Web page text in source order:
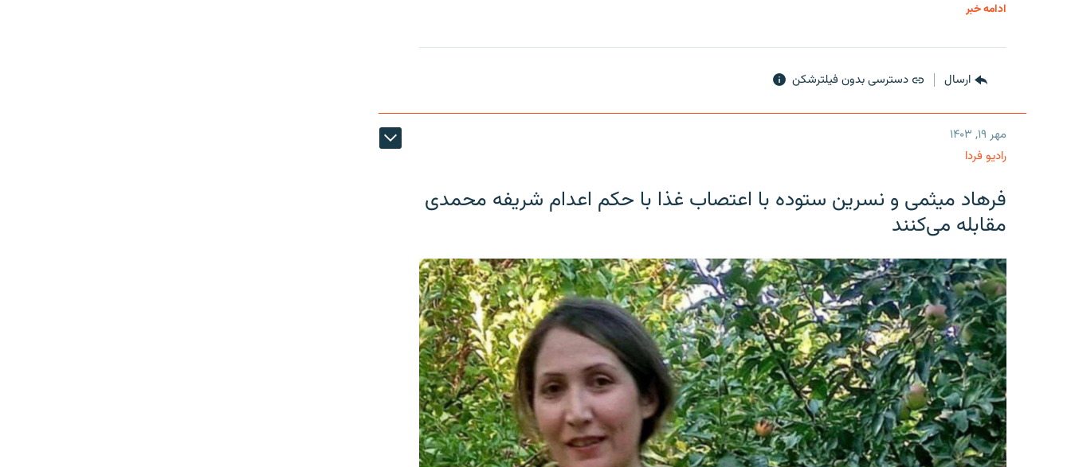
ادامه خبر
ارسال دسترسی بدون فیلترشکن
مهر ۱۹, ۱۴۰۳
رادیو فردا
فرهاد میثمی و نسرین ستوده با اعتصاب غذا با حکم اعدام شریفه محمدی
مقابله می‌کنند